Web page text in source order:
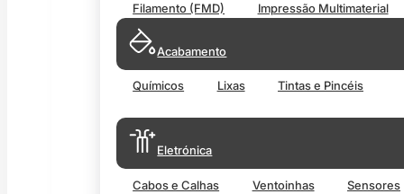
Filamento (FMD) Impressão Multimaterial
Acabamento
Químicos Lixas Tintas e Pincéis
Eletrónica
Cabos e Calhas Ventoinhas Sensores